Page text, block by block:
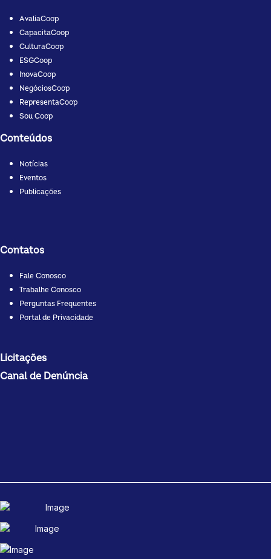
AvaliaCoop
CapacitaCoop
CulturaCoop
ESGCoop
InovaCoop
NegóciosCoop
RepresentaCoop
Sou Coop
Conteúdos
Notícias
Eventos
Publicações
Contatos
Fale Conosco
Trabalhe Conosco
Perguntas Frequentes
Portal de Privacidade
Licitações
Canal de Denúncia